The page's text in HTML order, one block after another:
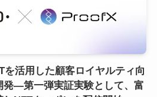
活用した顧客ロイヤルティ向
発―第一弾実証実験として、富